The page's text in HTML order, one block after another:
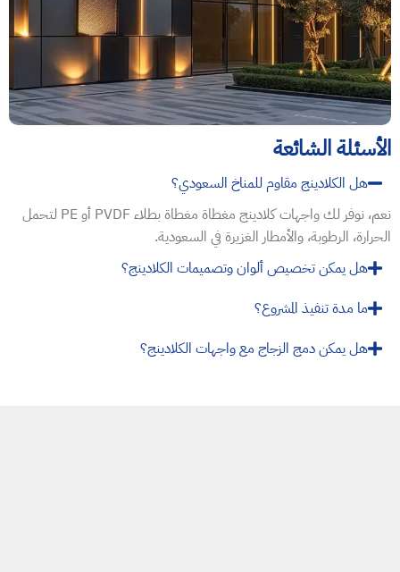
الأسئلة الشائعة
هل الكلادينج مقاوم للمناخ السعودي؟
نعم، نوفر لك واجهات كلادينج مغطاة مغطاة بطلاء PVDF أو PE لتحمل
الحرارة، الرطوبة، والأمطار الغزيرة في السعودية.
هل يمكن تخصيص ألوان وتصميمات الكلادينج؟
ما مدة تنفيذ المشروع؟
هل يمكن دمج الزجاج مع واجهات الكلادينج؟